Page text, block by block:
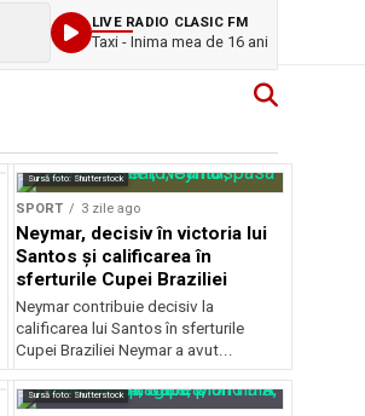
LIVE RADIO CLASIC FM
Taxi - Inima mea de 16 ani
Sursă foto: Shutterstock
SPORT 3 zile ago
Neymar, decisiv în victoria lui
Santos și calificarea în
sferturile Cupei Braziliei
Neymar contribuie decisiv la
calificarea lui Santos în sferturile
Cupei Braziliei Neymar a avut...
Sursă foto: Shutterstock